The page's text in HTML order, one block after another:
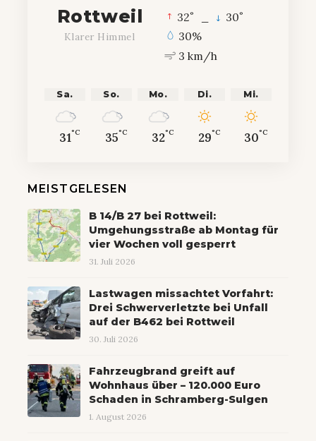
Rottweil
Klarer Himmel
32° 30°
30%
3 km/h
Sa.
31°C
So.
35°C
Mo.
32°C
Di.
29°C
Mi.
30°C
MEISTGELESEN
B 14/B 27 bei Rottweil:
Umgehungsstraße ab Montag für
vier Wochen voll gesperrt
31. Juli 2026
Lastwagen missachtet Vorfahrt:
Drei Schwerverletzte bei Unfall
auf der B462 bei Rottweil
30. Juli 2026
Fahrzeugbrand greift auf
Wohnhaus über – 120.000 Euro
Schaden in Schramberg-Sulgen
1. August 2026